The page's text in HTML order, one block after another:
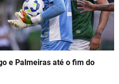
e Palmeiras até o fim do